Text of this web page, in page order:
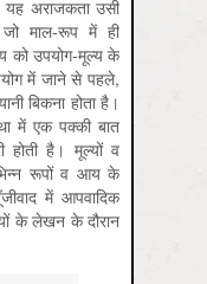
यह अराजकता उसी
जो माल-रूप में ही
को उपयोग-मूल्य के
में जाने से पहले,
बिकना होता है।
में एक पक्की बात
होती है। मूल्यों व
रूपों व आय के
में आपवादिक
के लेखन के दौरान